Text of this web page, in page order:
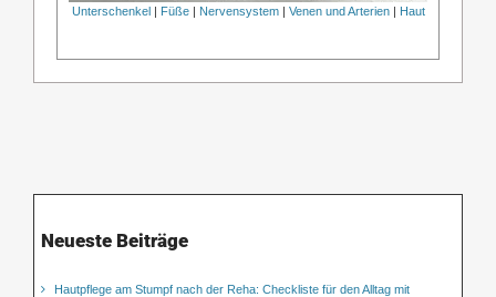
Unterschenkel| Füße| Nervensystem| Venen und Arterien| Haut
Neueste Beiträge
Hautpflege am Stumpf nach der Reha: Checkliste für den Alltag mit